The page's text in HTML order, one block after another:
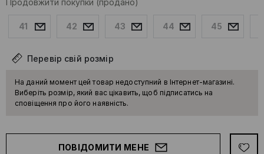
Продовжити покупки (продано)
41 42 43 44 45
Перевір свій розмір
На даний момент цей товар недоступний в Інтернет-магазині.
Виберіть розмір, який вас цікавить, щоб підписатись на
сповіщення про його наявність.
ПОВІДОМИТИ МЕНЕ